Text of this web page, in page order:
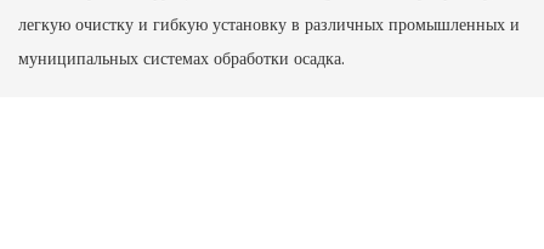
легкую очистку и гибкую установку в различных промышленных и
муниципальных системах обработки осадка.